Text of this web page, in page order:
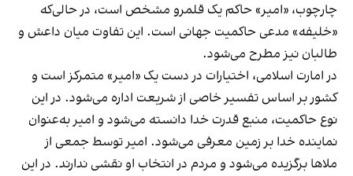
چارچوب، «امیر» حاکم یک قلمرو مشخص است، در حالی‌که
«خلیفه» مدعی حاکمیت جهانی است. این تفاوت میان داعش و
طالبان نیز مطرح می‌شود.
در امارت اسلامی، اختیارات در دست یک «امیر» متمرکز است و
کشور بر اساس تفسیر خاصی از شریعت اداره می‌شود. در این
نوع حاکمیت، منبع قدرت خدا دانسته می‌شود و امیر به‌عنوان
نماینده خدا بر زمین معرفی می‌شود. امیر توسط جمعی از
ملاها برگزیده می‌شود و مردم در انتخاب او نقشی ندارند. در این